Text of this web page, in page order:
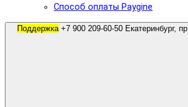
Способ оплаты Paygine
Поддержка